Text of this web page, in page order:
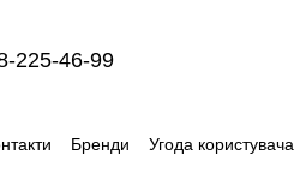
225-46-99
Бренди Угода користувача